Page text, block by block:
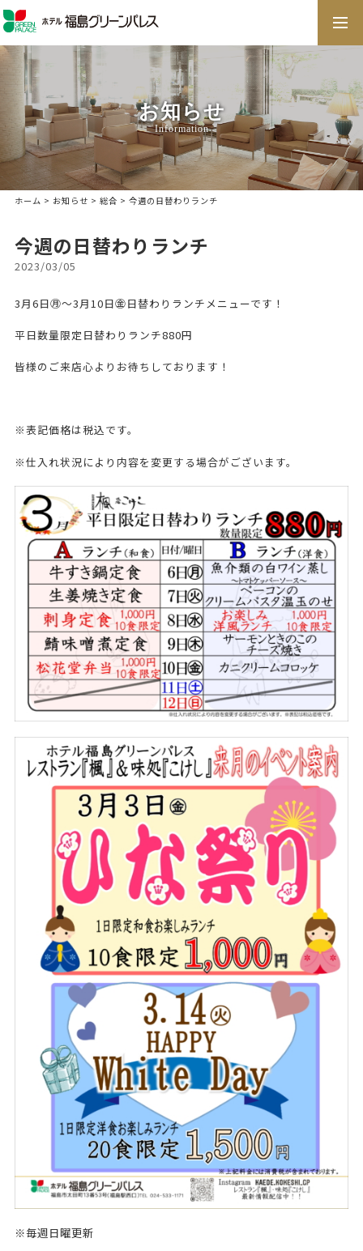
お知らせ
Information
ホーム > お知らせ > 総合 > 今週の日替わりランチ
今週の日替わりランチ
2023/03/05
3月6日㊊～3月10日㊎日替わりランチメニューです！
平日数量限定日替わりランチ880円
皆様のご来店心よりお待ちしております！
※表記価格は税込です。
※仕入れ状況により内容を変更する場合がございます。
※毎週日曜更新